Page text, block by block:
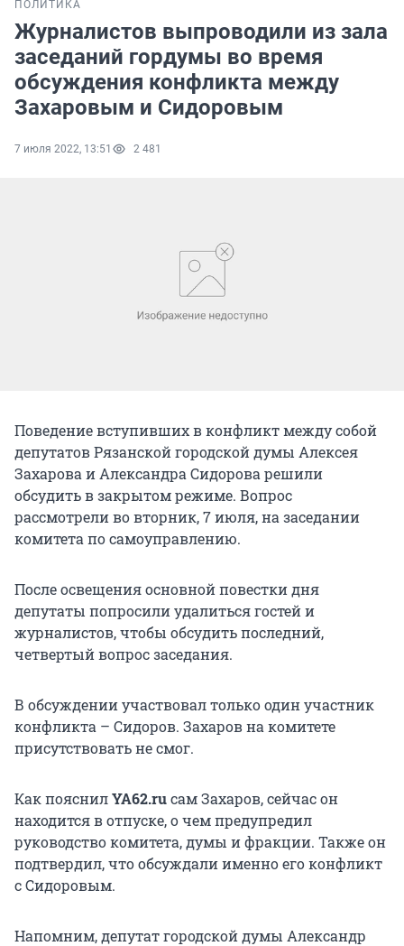
ПОЛИТИКА
Журналистов выпроводили из зала
заседаний гордумы во время
обсуждения конфликта между
Захаровым и Сидоровым
7 июля 2022, 13:51 2 481
Поведение вступивших в конфликт между собой
депутатов Рязанской городской думы Алексея
Захарова и Александра Сидорова решили
обсудить в закрытом режиме. Вопрос
рассмотрели во вторник, 7 июля, на заседании
комитета по самоуправлению.
После освещения основной повестки дня
депутаты попросили удалиться гостей и
журналистов, чтобы обсудить последний,
четвертый вопрос заседания.
В обсуждении участвовал только один участник
конфликта – Сидоров. Захаров на комитете
присутствовать не смог.
Как пояснилYA62.ruсам Захаров, сейчас он
находится в отпуске, о чем предупредил
руководство комитета, думы и фракции. Также он
подтвердил, что обсуждали именно его конфликт
с Сидоровым.
Напомним, депутат городской думы Александр